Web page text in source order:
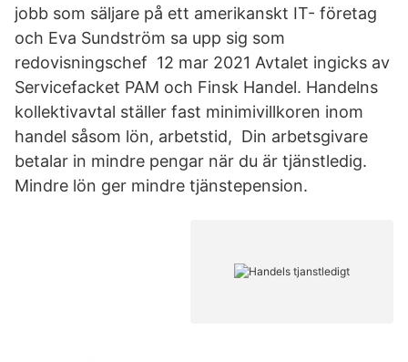
jobb som säljare på ett amerikanskt IT- företag
och Eva Sundström sa upp sig som
redovisningschef 12 mar 2021 Avtalet ingicks av
Servicefacket PAM och Finsk Handel. Handelns
kollektivavtal ställer fast minimivillkoren inom
handel såsom lön, arbetstid, Din arbetsgivare
betalar in mindre pengar när du är tjänstledig.
Mindre lön ger mindre tjänstepension.